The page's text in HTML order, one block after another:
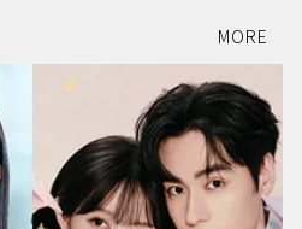
MORE